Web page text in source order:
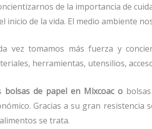
de la importancia de
inicio de la vida. El medio ambiente
vez tomamos más fuerza y
herramientas, utensilios,
bolsas de papel en Mixcoac o
Gracias a su gran
se trata.